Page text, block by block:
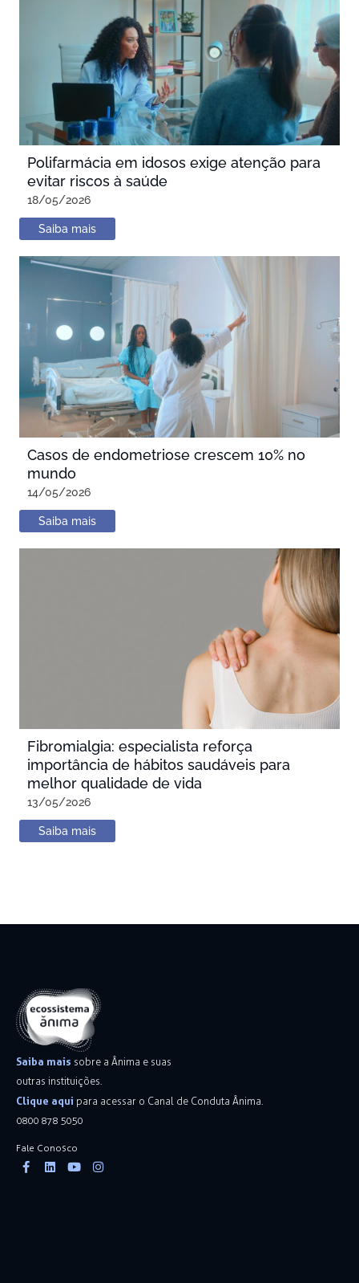
Polifarmácia em idosos exige atenção para
evitar riscos à saúde
18/05/2026
Saiba mais
Casos de endometriose crescem 10% no
mundo
14/05/2026
Saiba mais
Fibromialgia: especialista reforça
importância de hábitos saudáveis para
melhor qualidade de vida
13/05/2026
Saiba mais
Saiba mais sobre a Ânima e suas
outras instituições.
Clique aqui para acessar o Canal de Conduta Ânima.
0800 878 5050
Fale Conosco
Facebook-
f
Linkedin
YoutubeInstagram